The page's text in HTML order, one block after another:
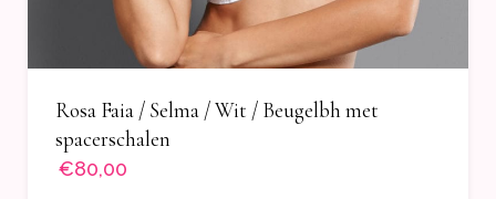
Rosa Faia / Selma / Wit / Beugelbh met
spacerschalen
€80,00